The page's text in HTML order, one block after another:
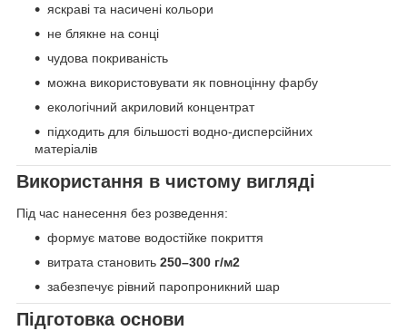
яскраві та насичені кольори
не блякне на сонці
чудова покриваність
можна використовувати як повноцінну фарбу
екологічний акриловий концентрат
підходить для більшості водно-дисперсійних
матеріалів
Використання в чистому вигляді
Під час нанесення без розведення:
формує матове водостійке покриття
витрата становить 250–300 г/м2
забезпечує рівний паропроникний шар
Підготовка основи